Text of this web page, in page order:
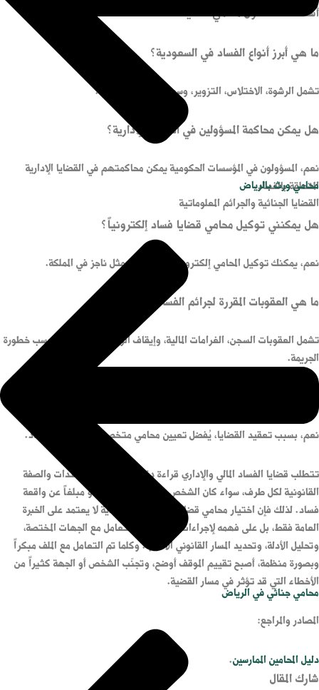
محامي ورث بالرياض
القضايا الجنائية والجرائم المعلوماتية
محامي جنائي في الرياض
أسئلة شائعة حول محامي قضايا فساد
ما هي أبرز أنواع الفساد في السعودية؟
تشمل الرشوة، الاختلاس، التزوير، وسوء استخدام السلطة.
هل يمكن محاكمة المسؤولين في القضايا الإدارية؟
نعم، المسؤولون في المؤسسات الحكومية يمكن محاكمتهم في القضايا الإدارية
المتعلقة بالفساد.
هل يمكنني توكيل محامي قضايا فساد إلكترونياً؟
نعم، يمكنك توكيل المحامي إلكترونياً عبر منصات مثل ناجز في المملكة.
ما هي العقوبات المقررة لجرائم الفساد؟
تشمل العقوبات السجن، الغرامات المالية، وإيقاف الوظيفة أو المنصب، حسب خطورة
الجريمة.
نعم، بسبب تعقيد القضايا، يُفضل تعيين محامي متخصص في قضايا الفساد.
تتطلب قضايا الفساد المالي والإداري قراءة دقيقة للوقائع والمستندات والصفة
القانونية لكل طرف، سواء كان الشخص متهماً أو متضرراً أو مبلغاً عن واقعة
فساد. لذلك فإن اختيار محامي قضايا فساد في السعودية لا يعتمد على الخبرة
العامة فقط، بل على فهمه لإجراءات التحقيق، والتعامل مع الجهات المختصة،
وتحليل الأدلة، وتحديد المسار القانوني الأنسب. وكلما تم التعامل مع الملف مبكراً
وبصورة منظمة، أصبح تقييم الموقف أوضح، وتجنّب الشخص أو الجهة كثيراً من
الأخطاء التي قد تؤثر في مسار القضية.
المصادر والمراجع:
دليل المحامين الممارسين.
شارك المقال